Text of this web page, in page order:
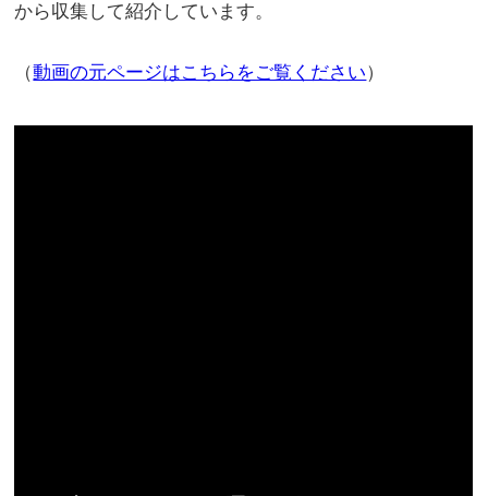
から収集して紹介しています。
（動画の元ページはこちらをご覧ください）